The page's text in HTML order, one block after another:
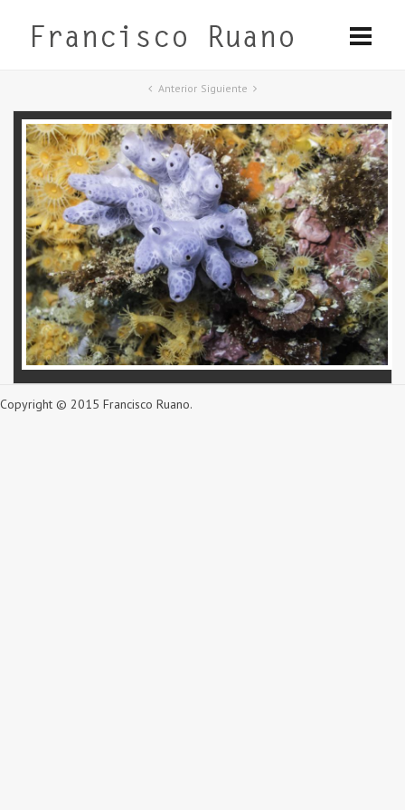
Anterior Siguiente
Copyright © 2015 Francisco Ruano.